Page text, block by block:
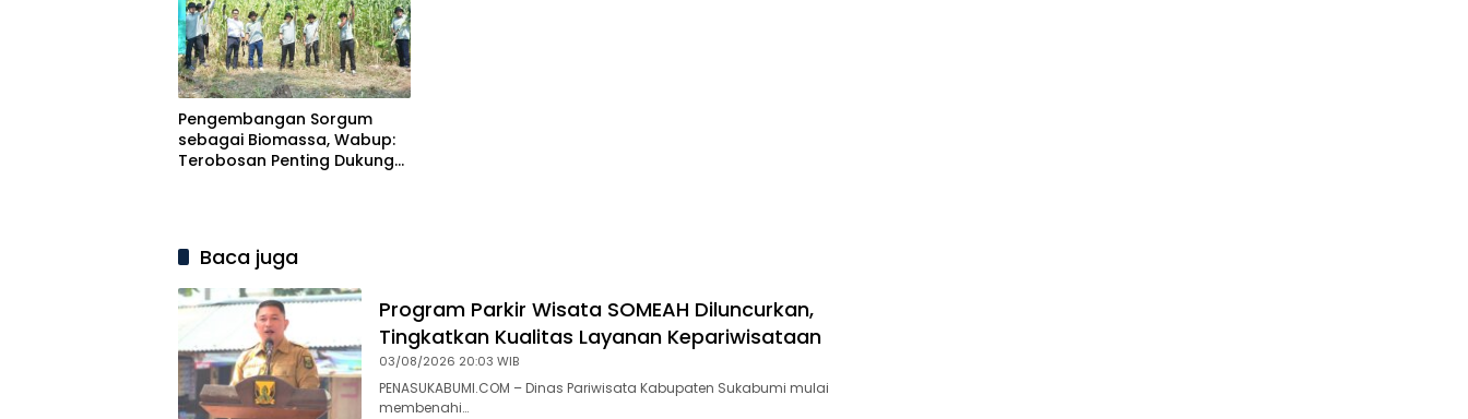
Pengembangan Sorgum
sebagai Biomassa, Wabup:
Terobosan Penting Dukung
Baca juga
Program Parkir Wisata SOMEAH Diluncurkan,
Tingkatkan Kualitas Layanan Kepariwisataan
03/08/2026 20:03 WIB
PENASUKABUMI.COM – Dinas Pariwisata Kabupaten Sukabumi mulai
membenahi…